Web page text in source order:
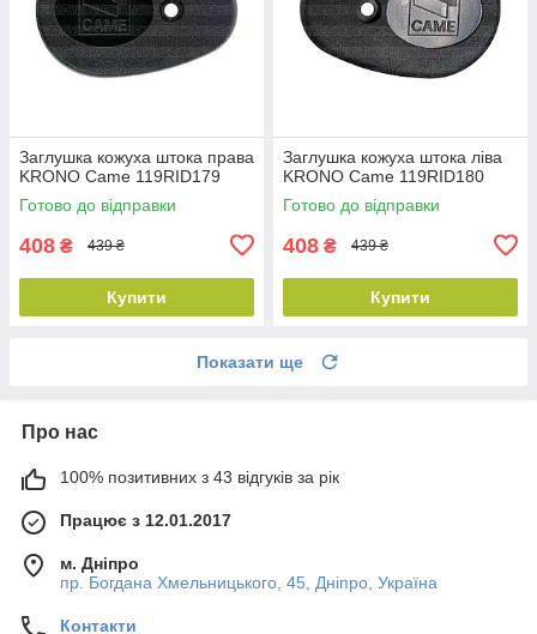
Заглушка кожуха штока права
KRONO Came 119RID179
Готово до відправки
408 ₴ 439 ₴
Купити
Заглушка кожуха штока ліва
KRONO Came 119RID180
Готово до відправки
408 ₴ 439 ₴
Купити
Показати ще
Про нас
100% позитивних з 43 відгуків за рік
Працює з 12.01.2017
м. Дніпро
пр. Богдана Хмельницького, 45, Дніпро, Україна
Контакти